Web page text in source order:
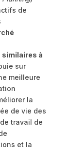
de
à
sur
meilleure
la
de vie des
travail de
et la